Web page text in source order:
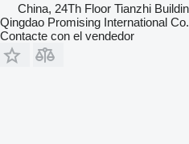
China, 24Th Floor Tianzhi
Qingdao Promising International
Contacte con el vendedor